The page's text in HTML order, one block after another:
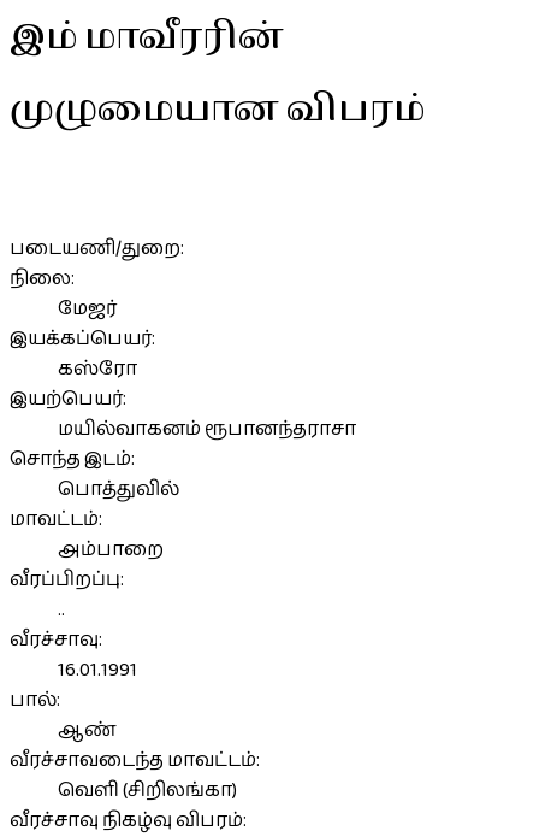
இம் மாவீரரின்
முழுமையான விபரம்
படையணி/துறை:
நிலை:
மேஜர்
இயக்கப்பெயர்:
கஸ்ரோ
இயற்பெயர்:
மயில்வாகனம் ரூபானந்தராசா
சொந்த இடம்:
பொத்துவில்
மாவட்டம்:
அம்பாறை
வீரப்பிறப்பு:
..
வீரச்சாவு:
16.01.1991
பால்:
ஆண்
வீரச்சாவடைந்த மாவட்டம்:
வெளி (சிறிலங்கா)
வீரச்சாவு நிகழ்வு விபரம்: